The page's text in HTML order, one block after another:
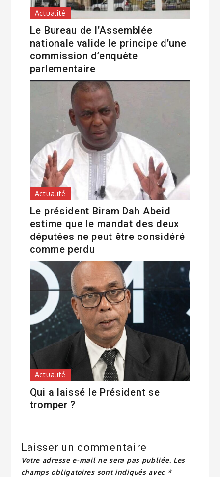
Actualité
Le Bureau de l’Assemblée
nationale valide le principe d’une
commission d’enquête
parlementaire
Actualité
Le président Biram Dah Abeid
estime que le mandat des deux
députées ne peut être considéré
comme perdu
Actualité
Qui a laissé le Président se
tromper ?
Laisser un commentaire
Votre adresse e-mail ne sera pas publiée. Les
champs obligatoires sont indiqués avec *